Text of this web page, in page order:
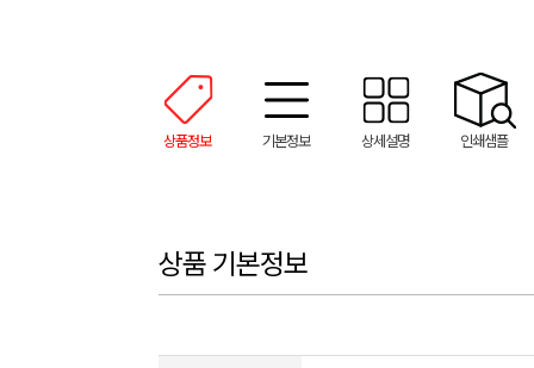
상품정보 기본정보 상세설명 인쇄샘플
상품 기본정보